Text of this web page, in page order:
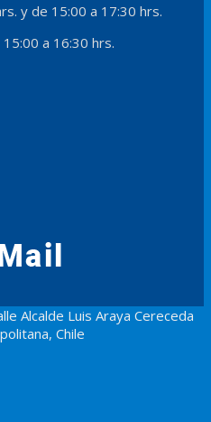
y de 15:00 a 17:30 hrs.
a 16:30 hrs.
Alcalde Luis Araya Cereceda
Chile